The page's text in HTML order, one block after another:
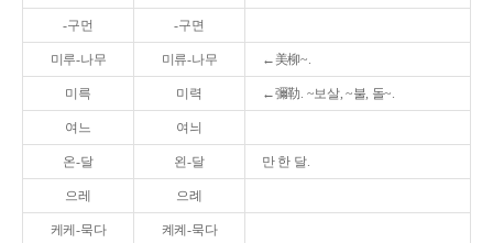
-구먼 -구면
미루-나무 미류-나무 ←美柳~.
미륵 미력 ←彌勒. ~보살, ~불, 돌~.
여느 여늬
온-달 왼-달 만 한 달.
으레 으례
케케-묵다 켸켸-묵다